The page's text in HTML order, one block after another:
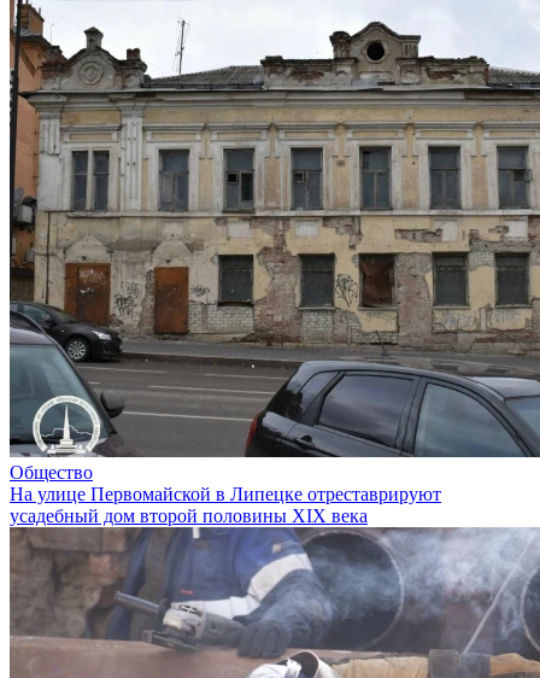
Общество
На улице Первомайской в Липецке отреставрируют
усадебный дом второй половины XIX века